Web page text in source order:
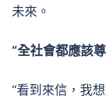
未來。
“全社會都應該
“看到來信，我